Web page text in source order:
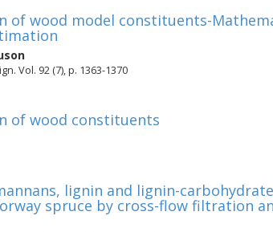
of wood model constituents-
Vol. 92 (7), p. 1363-1370
of wood constituents
lignin and lignin-
spruce by cross-flow filtration